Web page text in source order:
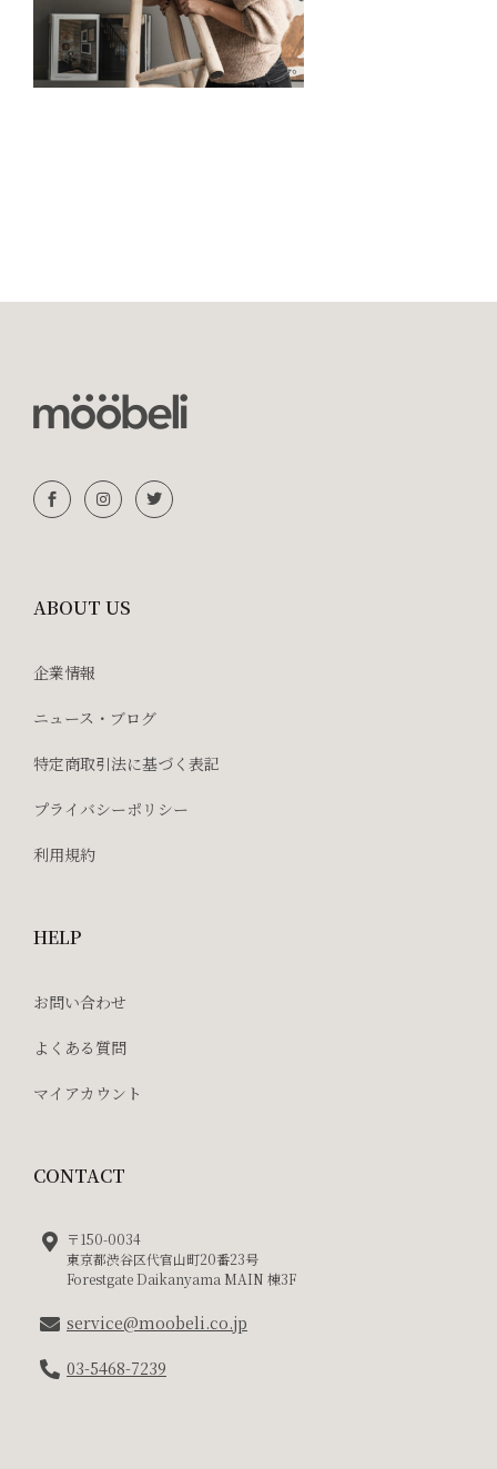
ABOUT US
企業情報
ニュース・ブログ
特定商取引法に基づく表記
プライバシーポリシー
利用規約
HELP
お問い合わせ
よくある質問
マイアカウント
CONTACT
〒150-0034
東京都渋谷区代官山町20番23号
Forestgate Daikanyama MAIN 棟3F
service@moobeli.co.jp
03-5468-7239